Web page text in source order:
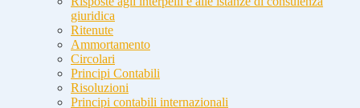
giuridica
Ritenute
Ammortamento
Circolari
Principi Contabili
Risoluzioni
Principi contabili internazionali